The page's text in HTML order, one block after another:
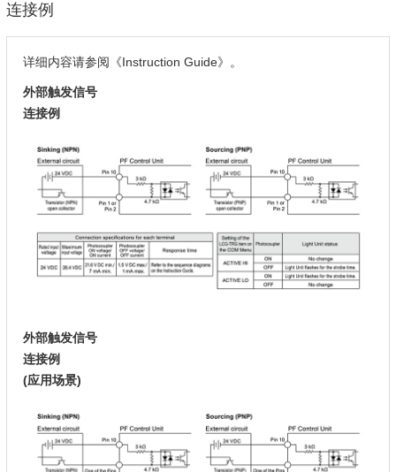
连接例
详细内容请参阅《Instruction Guide》。
外部触发信号
连接例
外部触发信号
连接例
(应用场景)